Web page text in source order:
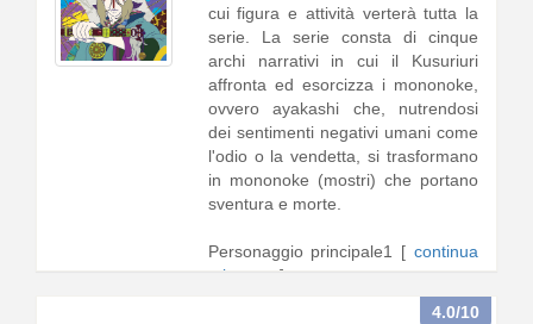
cui figura e attività verterà tutta la
serie. La serie consta di cinque
archi narrativi in cui il Kusuriuri
affronta ed esorcizza i mononoke,
ovvero ayakashi che, nutrendosi
dei sentimenti negativi umani come
l'odio o la vendetta, si trasformano
in mononoke (mostri) che portano
sventura e morte.
Personaggio principale1 [ continua
a leggere]
4.0/10